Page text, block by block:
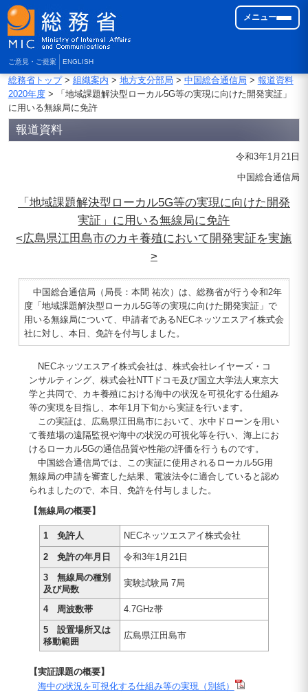
ご意見・ご提案 ENGLISH
メニュー
総務省トップ> 組織案内 > 地方支分部局 > 中国総合通信局 > 報道資料
2020年度> 「地域課題解決型ローカル5G等の実現に向けた開発実証」
に用いる無線局に免許
報道資料
令和3年1月21日
中国総合通信局
「地域課題解決型ローカル5G等の実現に向けた開発
実証」に用いる無線局に免許
<広島県江田島市のカキ養殖において開発実証を実施
>
中国総合通信局（局長：本間 祐次）は、総務省が行う令和2年
度「地域課題解決型ローカル5G等の実現に向けた開発実証」で
用いる無線局について、申請者であるNECネッツエスアイ株式会
社に対し、本日、免許を付与しました。
NECネッツエスアイ株式会社は、株式会社レイヤーズ・コ
ンサルティング、株式会社NTTドコモ及び国立大学法人東京大
学と共同で、カキ養殖における海中の状況を可視化する仕組み
等の実現を目指し、本年1月下旬から実証を行います。
この実証は、広島県江田島市において、水中ドローンを用い
て養殖場の遠隔監視や海中の状況の可視化等を行い、海上にお
けるローカル5Gの通信品質や性能の評価を行うものです。
中国総合通信局では、この実証に使用されるローカル5G用
無線局の申請を審査した結果、電波法令に適合していると認め
られましたので、本日、免許を付与しました。
【無線局の概要】
1 免許人 NECネッツエスアイ株式会社
2 免許の年月日
令和3年1月21日
3 無線局の種別
及び局数
実験試験局 7局
4 周波数帯
4.7GHz帯
5 設置場所又は
移動範囲
広島県江田島市
【実証課題の概要】
海中の状況を可視化する仕組み等の実現（別紙）